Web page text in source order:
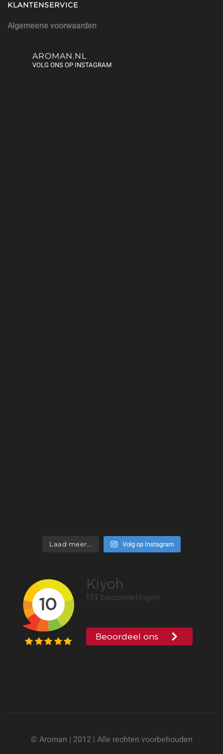
KLANTENSERVICE
Algemeene voorwaarden
AROMAN.NL
VOLG ONS OP INSTAGRAM
Laad meer... Volg op Instagram
© Aroman | 2012 | Alle rechten voorbehouden